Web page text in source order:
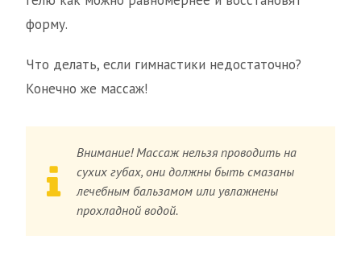
форму.
Что делать, если гимнастики недостаточно?
Конечно же массаж!
Внимание! Массаж нельзя проводить на
сухих губах, они должны быть смазаны
лечебным бальзамом или увлажнены
прохладной водой.